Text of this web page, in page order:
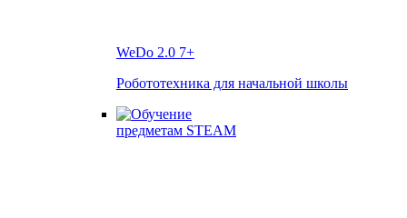
WeDo 2.0 7+
Робототехника для начальной школы